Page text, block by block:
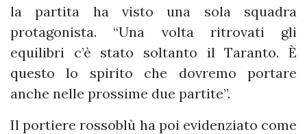
la partita ha visto una sola squadra
protagonista. “Una volta ritrovati gli
equilibri c’è stato soltanto il Taranto. È
questo lo spirito che dovremo portare
anche nelle prossime due partite”.
Il portiere rossoblù ha poi evidenziato come